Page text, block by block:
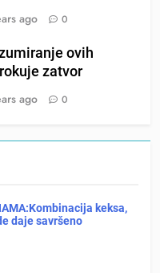
ago 0
ovih
zatvor
ago 0
keksa,
daje savršeno